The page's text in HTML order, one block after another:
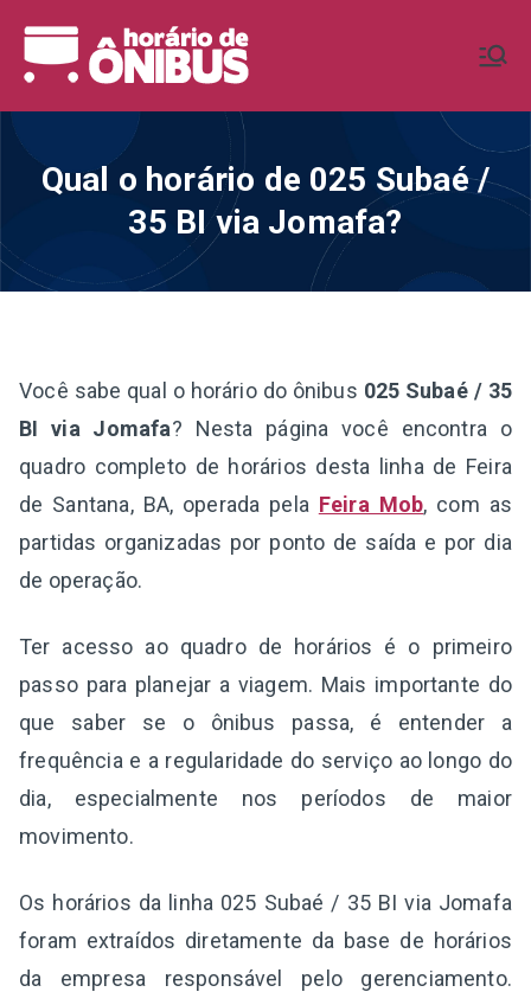
para
Ônibus BR
Horários de Ônibus de todo o
Qual o horário de 025 Subaé /
35 BI via Jomafa?
Você sabe qual o horário do ônibus 025 Subaé / 35
BI via Jomafa? Nesta página você encontra o
quadro completo de horários desta linha de Feira
de Santana, BA, operada pela Feira Mob, com as
partidas organizadas por ponto de saída e por dia
de operação.
Ter acesso ao quadro de horários é o primeiro
passo para planejar a viagem. Mais importante do
que saber se o ônibus passa, é entender a
frequência e a regularidade do serviço ao longo do
dia, especialmente nos períodos de maior
movimento.
Os horários da linha 025 Subaé / 35 BI via Jomafa
foram extraídos diretamente da base de horários
da empresa responsável pelo gerenciamento.